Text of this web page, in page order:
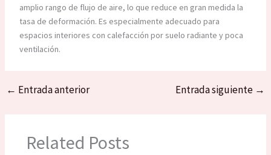
amplio rango de flujo de aire, lo que reduce en gran medida la
tasa de deformación. Es especialmente adecuado para
espacios interiores con calefacción por suelo radiante y poca
ventilación.
← Entrada anterior Entrada siguiente →
Related Posts